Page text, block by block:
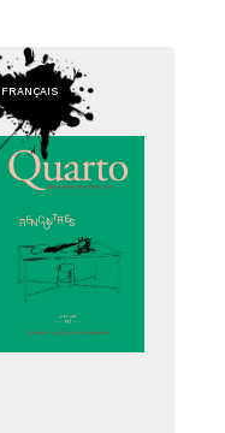
FRANÇAIS